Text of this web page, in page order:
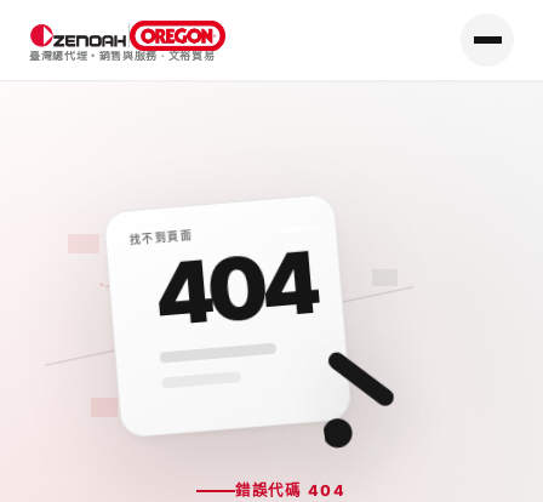
臺灣總代理・銷售與服務·文裕貿易
找不到頁面404
錯誤代碼 404